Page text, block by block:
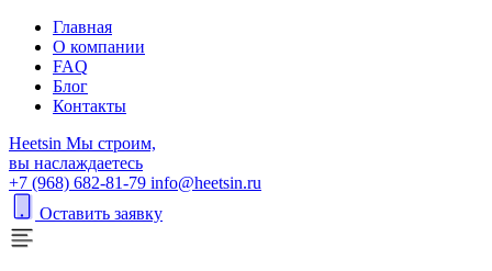
Главная
О компании
FAQ
Блог
Контакты
Heetsin Мы строим,
вы наслаждаетесь
+7 (968) 682-81-79 info@heetsin.ru
Оставить заявку